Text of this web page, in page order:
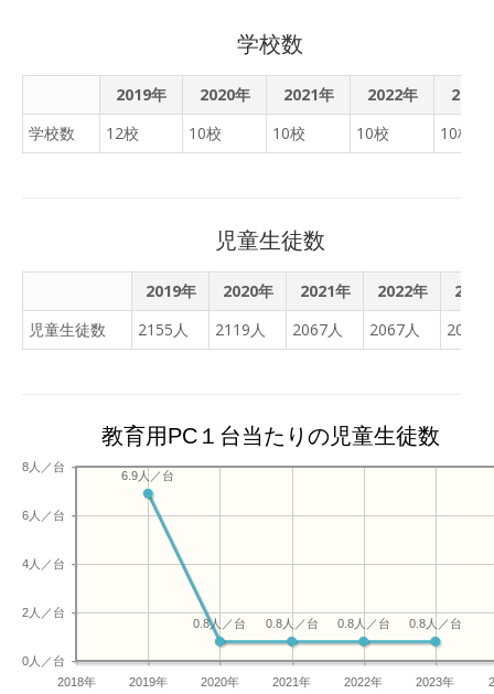
学校数
2019年 2020年 2021年 2022年
2023
学校数
12校 10校 10校 10校 10校
児童生徒数
2019年 2020年 2021年 2022年
2023
児童生徒数
2155人 2119人 2067人 2067人 2047
教育用PC１台当たりの児童生徒数
2018年 2019年 2020年 2021年 2022年 2023年
0人／台
2人／台
4人／台
6人／台
8人／台
0.8人／台
0.8人／台
0.8人／台
0.8人／台
6.9人／台